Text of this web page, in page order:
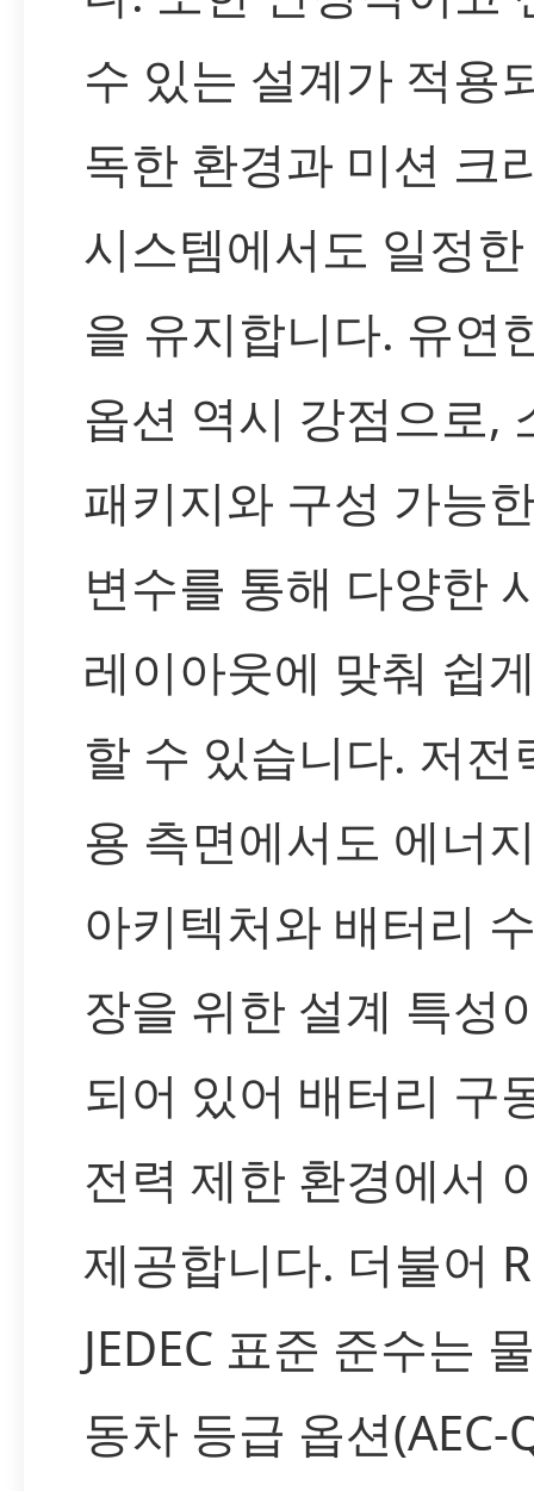
수 있는 설계가 적용
독한 환경과 미션 크
시스템에서도 일정
을 유지합니다. 유연
옵션 역시 강점으로,
패키지와 구성 가능
변수를 통해 다양한
레이아웃에 맞춰 쉽
할 수 있습니다. 저전
용 측면에서도 에너
아키텍처와 배터리
장을 위한 설계 특성
되어 있어 배터리 구
전력 제한 환경에서
제공합니다. 더불어
JEDEC 표준 준수는
동차 등급 옵션(AEC-